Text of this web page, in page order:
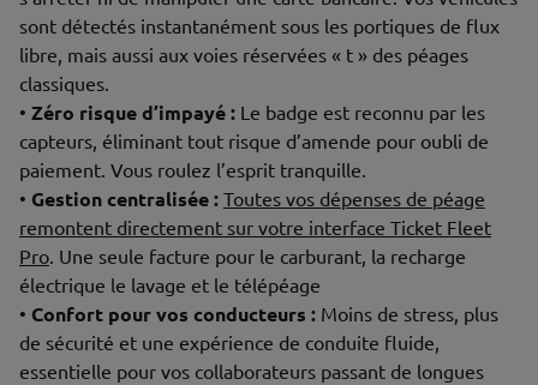
sont détectés instantanément sous les portiques de flux
libre, mais aussi aux voies réservées « t » des péages
classiques.
• Zéro risque d’impayé : Le badge est reconnu par les
capteurs, éliminant tout risque d’amende pour oubli de
paiement. Vous roulez l’esprit tranquille.
• Gestion centralisée : Toutes vos dépenses de péage
remontent directement sur votre interface Ticket Fleet
Pro. Une seule facture pour le carburant, la recharge
électrique le lavage et le télépéage
• Confort pour vos conducteurs : Moins de stress, plus
de sécurité et une expérience de conduite fluide,
essentielle pour vos collaborateurs passant de longues